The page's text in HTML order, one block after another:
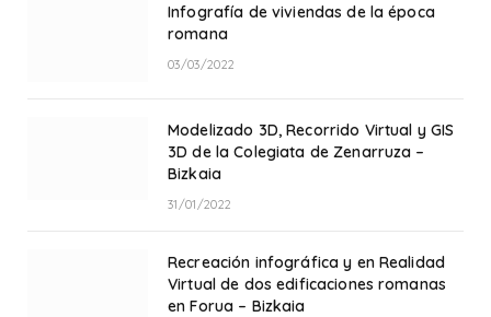
Infografía de viviendas de la época
romana
03/03/2022
Modelizado 3D, Recorrido Virtual y GIS
3D de la Colegiata de Zenarruza –
Bizkaia
31/01/2022
Recreación infográfica y en Realidad
Virtual de dos edificaciones romanas
en Forua – Bizkaia